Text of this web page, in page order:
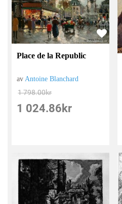
Place de la Republic
avAntoine Blanchard
1 798.00kr
1 024.86 kr